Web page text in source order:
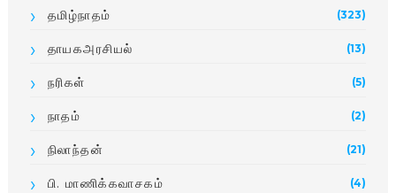
தமிழ்நாதம் (323)
தாயகஅரசியல் (13)
நரிகள் (5)
நாதம் (2)
நிலாந்தன் (21)
பி. மாணிக்­க­வா­சகம் (4)